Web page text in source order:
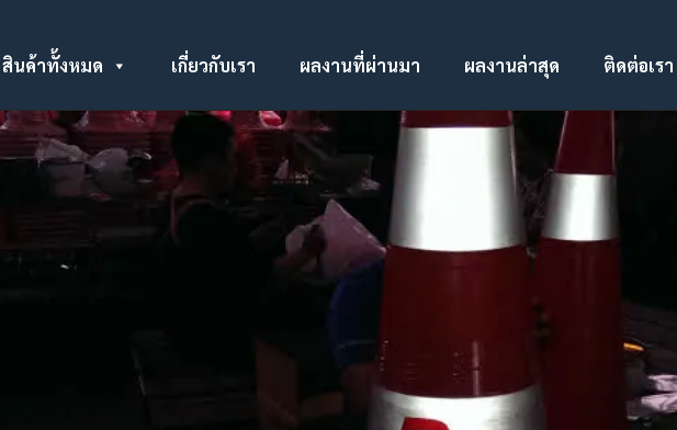
สินค้าทั้งหมด เกี่ยวกับเรา ผลงานที่ผ่านมา ผลงานล่าสุด ติดต่อเรา